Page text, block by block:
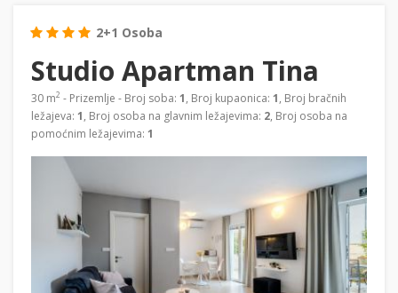
2+1 Osoba
Studio Apartman Tina
30 m2 - Prizemlje - Broj soba: 1, Broj kupaonica: 1, Broj bračnih
ležajeva: 1, Broj osoba na glavnim ležajevima: 2, Broj osoba na
pomoćnim ležajevima: 1